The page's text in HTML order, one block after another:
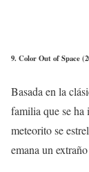
9. Color Out of Space
Basada en la
familia que se
meteorito se
emana un